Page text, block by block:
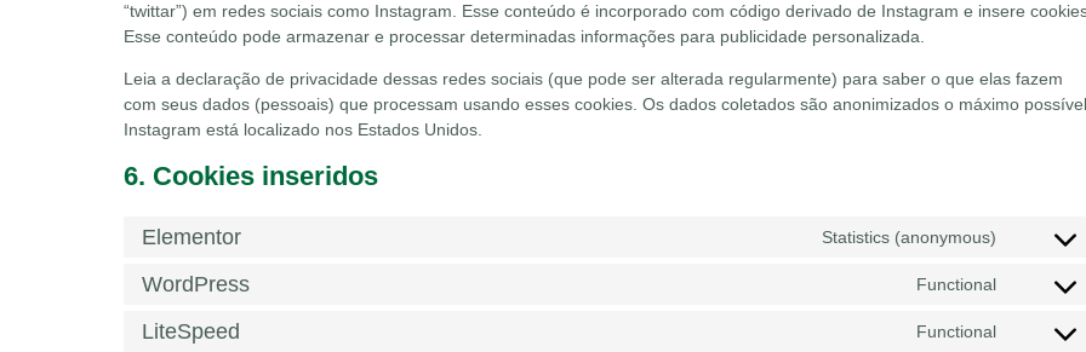
“twittar”) em redes sociais como Instagram. Esse conteúdo é incorporado com código derivado de Instagram e insere
Esse conteúdo pode armazenar e processar determinadas informações para publicidade personalizada.
Leia a declaração de privacidade dessas redes sociais (que pode ser alterada regularmente) para saber o que elas fazem
com seus dados (pessoais) que processam usando esses cookies. Os dados coletados são anonimizados o máximo
Instagram está localizado nos Estados Unidos.
6. Cookies inseridos
Elementor Statistics (anonymous)
WordPress Functional
LiteSpeed Functional